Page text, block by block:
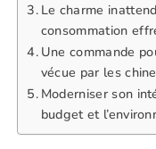
Le charme
consommation
Une commande
vécue par les
Moderniser son
budget et